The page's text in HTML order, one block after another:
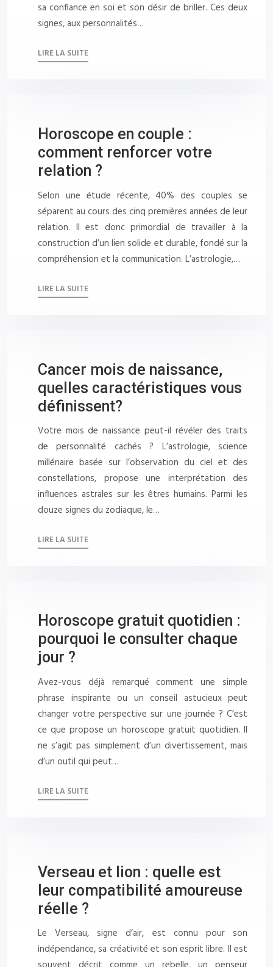
sa confiance en soi et son désir de briller. Ces deux
signes, aux personnalités…
LIRE LA SUITE
Horoscope en couple :
comment renforcer votre
relation ?
Selon une étude récente, 40% des couples se
séparent au cours des cinq premières années de leur
relation. Il est donc primordial de travailler à la
construction d’un lien solide et durable, fondé sur la
compréhension et la communication. L’astrologie,…
LIRE LA SUITE
Cancer mois de naissance,
quelles caractéristiques vous
définissent?
Votre mois de naissance peut-il révéler des traits
de personnalité cachés ? L’astrologie, science
millénaire basée sur l’observation du ciel et des
constellations, propose une interprétation des
influences astrales sur les êtres humains. Parmi les
douze signes du zodiaque, le…
LIRE LA SUITE
Horoscope gratuit quotidien :
pourquoi le consulter chaque
jour ?
Avez-vous déjà remarqué comment une simple
phrase inspirante ou un conseil astucieux peut
changer votre perspective sur une journée ? C’est
ce que propose un horoscope gratuit quotidien. Il
ne s’agit pas simplement d’un divertissement, mais
d’un outil qui peut…
LIRE LA SUITE
Verseau et lion : quelle est
leur compatibilité amoureuse
réelle ?
Le Verseau, signe d’air, est connu pour son
indépendance, sa créativité et son esprit libre. Il est